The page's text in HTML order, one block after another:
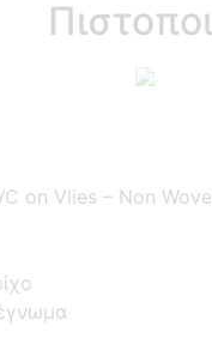
on Vlies – Non